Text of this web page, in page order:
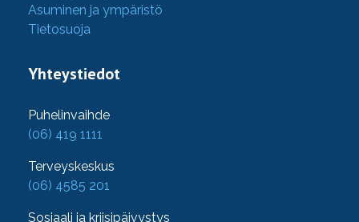
Asuminen ja ympäristö
Tietosuoja
Yhteystiedot
Puhelinvaihde
(06) 419 1111
Terveyskeskus
(06) 4585 201
Sosiaali ja kriisipäivystys